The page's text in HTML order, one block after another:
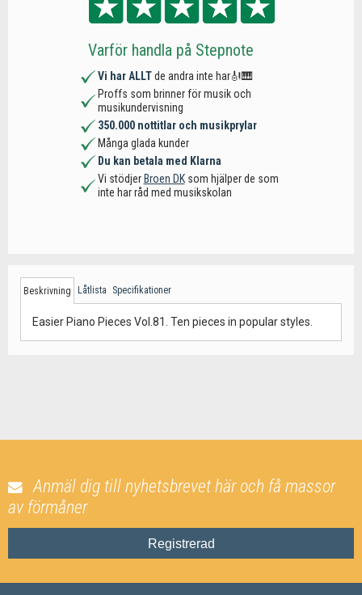
Varför handla på Stepnote
Vi har ALLTde andra inte har🎻🎹
Proffs som brinner för musik och
musikundervisning
350.000 nottitlar och musikprylar
Många glada kunder
Du kan betala med Klarna
Vi stödjer Broen DKsom hjälper de som
inte har råd med musikskolan
Beskrivning Låtlista Specifikationer
Easier Piano Pieces Vol.81. Ten pieces in popular styles.
Anmäl dig till nyhetsbrevet här och få massor
av förmåner
Registrerad